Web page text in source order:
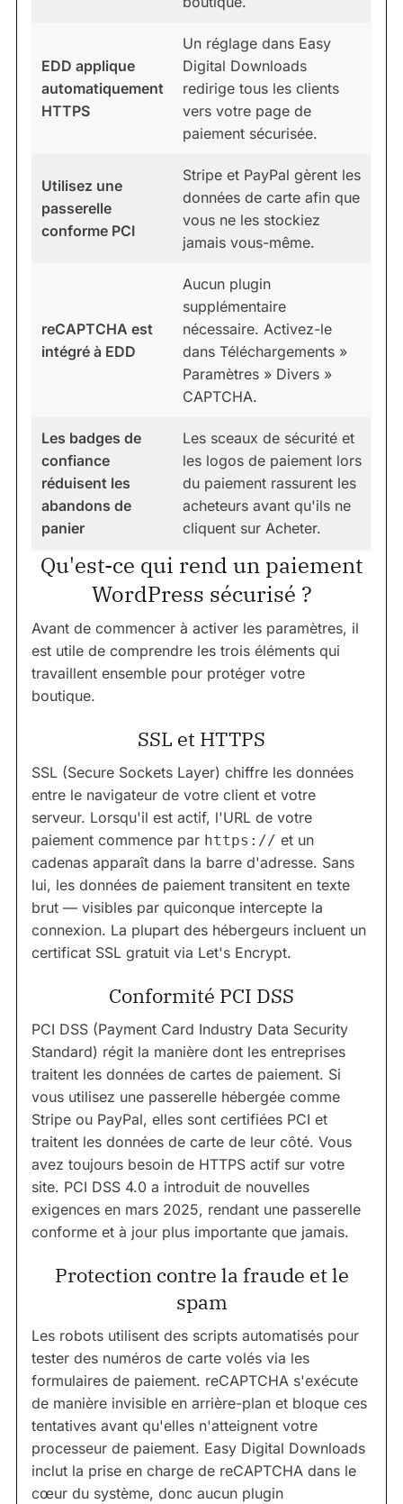
EDD applique
automatiquement
HTTPS
Un réglage dans Easy
Digital Downloads
redirige tous les clients
vers votre page de
paiement sécurisée.
Utilisez une
passerelle
conforme PCI
Stripe et PayPal gèrent les
données de carte afin que
vous ne les stockiez
jamais vous-même.
reCAPTCHA est
intégré à EDD
Aucun plugin
supplémentaire
nécessaire. Activez-le
dans Téléchargements »
Paramètres » Divers »
CAPTCHA.
Les badges de
confiance
réduisent les
abandons de
panier
Les sceaux de sécurité et
les logos de paiement lors
du paiement rassurent les
acheteurs avant qu'ils ne
cliquent sur Acheter.
Qu'est-ce qui rend un paiement
WordPress sécurisé ?
Avant de commencer à activer les paramètres, il
est utile de comprendre les trois éléments qui
travaillent ensemble pour protéger votre
boutique.
SSL et HTTPS
SSL (Secure Sockets Layer) chiffre les données
entre le navigateur de votre client et votre
serveur. Lorsqu'il est actif, l'URL de votre
paiement commence par https:// et un
cadenas apparaît dans la barre d'adresse. Sans
lui, les données de paiement transitent en texte
brut — visibles par quiconque intercepte la
connexion. La plupart des hébergeurs incluent un
certificat SSL gratuit via Let's Encrypt.
Conformité PCI DSS
PCI DSS (Payment Card Industry Data Security
Standard) régit la manière dont les entreprises
traitent les données de cartes de paiement. Si
vous utilisez une passerelle hébergée comme
Stripe ou PayPal, elles sont certifiées PCI et
traitent les données de carte de leur côté. Vous
avez toujours besoin de HTTPS actif sur votre
site. PCI DSS 4.0 a introduit de nouvelles
exigences en mars 2025, rendant une passerelle
conforme et à jour plus importante que jamais.
Protection contre la fraude et le
spam
Les robots utilisent des scripts automatisés pour
tester des numéros de carte volés via les
formulaires de paiement. reCAPTCHA s'exécute
de manière invisible en arrière-plan et bloque ces
tentatives avant qu'elles n'atteignent votre
processeur de paiement. Easy Digital Downloads
inclut la prise en charge de reCAPTCHA dans le
cœur du système, donc aucun plugin